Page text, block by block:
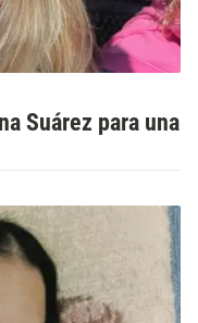
Suárez para una